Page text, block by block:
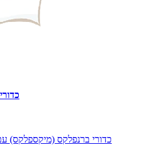
כדורי ברנפלקס (מיקספלקס)